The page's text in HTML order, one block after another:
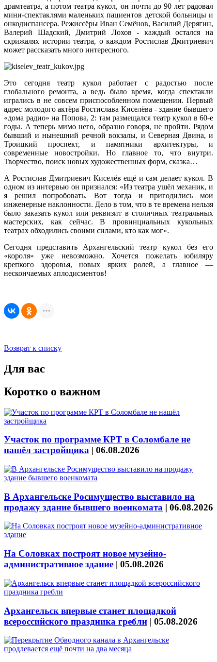
драмтеатра, а потом театра кукол, он почти до 90 лет радовал
мини-спектаклями маленьких пациентов детской больницы и
онкодиспансера. Режиссёры Иван Семёнов, Василий Дерягин,
Валерий Шадский, Дмитрий Лохов - каждый остался на
скрижалях истории театра, о каждом Ростислав Дмитриевич
может рассказать много интересного.
Это сегодня театр кукол работает с радостью после
глобального ремонта, а ведь было время, когда спектакли
игрались в не совсем приспособленном помещении. Первый
адрес молодого актёра Ростислава Киселёва - здание бывшего
«дома радио» на Попова, 2: там размещался театр кукол в 60-е
годы. А теперь мимо него, образно говоря, не пройти. Рядом
бывший и нынешний речной вокзалы, и Северная Двина, и
Троицкий проспект, и памятники архитектуры, и
современные новостройки. Но главное то, что внутри.
Творчество, поиск новых художественных форм, сказка…
А Ростислав Дмитриевич Киселёв ещё и сам делает кукол. В
одном из интервью он признался: «Из театра ушёл механик, и
я решил попробовать. Вот тогда и пригодились мои
инженерные наклонности. Дело в том, что в те времена нельзя
было заказать кукол или реквизит в столичных театральных
мастерских, как сейчас. В провинциальных кукольных
театрах обходились своими силами, кто как мог».
Сегодня представить Архангельский театр кукол без его
«короля» уже невозможно. Хочется пожелать юбиляру
крепкого здоровья, новых ярких ролей, а главное —
нескончаемых аплодисментов!
Возврат к списку
Для вас
Коротко о важном
Участок по программе КРТ в Соломбале не
нашёл застройщика | 06.08.2026
В Архангельске Росимущество выставило на
продажу здание бывшего военкомата | 06.08.2026
На Соловках построят новое музейно-
административное здание | 05.08.2026
Архангельск впервые станет площадкой
всероссийского праздника гребли | 05.08.2026